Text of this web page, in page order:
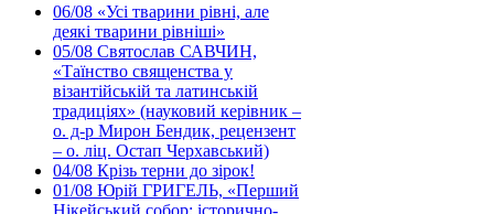
06/08 «Усі тварини рівні, але
деякі тварини рівніші»
05/08 Святослав САВЧИН,
«Таїнство священства у
візантійській та латинській
традиціях» (науковий керівник –
о. д-р Мирон Бендик, рецензент
– о. ліц. Остап Черхавський)
04/08 Крізь терни до зірок!
01/08 Юрій ГРИГЕЛЬ, «Перший
Нікейський собор: історично-